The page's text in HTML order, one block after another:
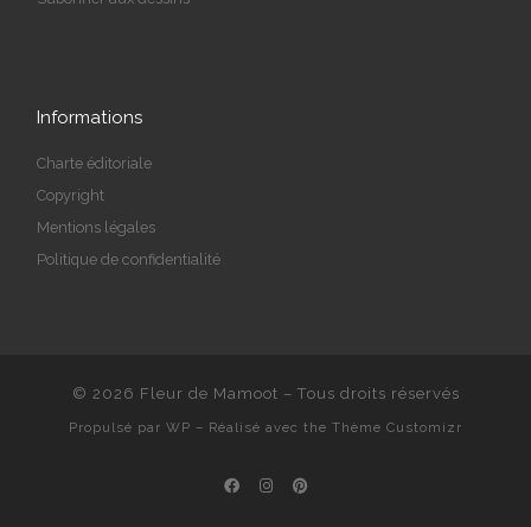
Informations
Charte éditoriale
Copyright
Mentions légales
Politique de confidentialité
© 2026 Fleur de Mamoot – Tous droits réservés
Propulsé par WP – Réalisé avec the Thème Customizr